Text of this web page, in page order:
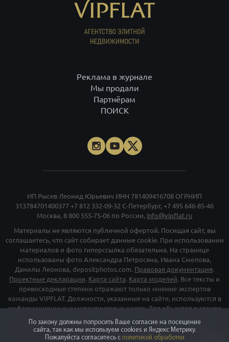
Реклама в журнале
Мы продали
Партнёрам
ПОИСК
ИП Рысев Леонид Юрьевич ИНН 781409416708 ОГРНИП
313784701400377 +7 812 332-09-32 С-Петербург, +7 495 646-85-46
Москва, 8 800 555-75-06 по России, info@vipflat.ru
Материалы не являются публичной офертой. Посещая сайт, вы
соглашаетесь, что сайт собирает данные cookie. При использовании
материалов и фото гиперссылка обязательна. На странице
использованы фото Александра Петросяна, Ивана Смелова,
Данилы Леонова, depositphotos.com. Правовая документация.
Проектные декларации. Карта сайта. Карта моделей. Все тексты и
превосходные степени отражают только мнение экспертов
команды VIPFLAT. Должности, указанные на сайте, используются в
информационных и маркетинговых целях. Для объектов в архиве
указаны последние цены, которые были в рекламе. Организация
«Мета», и принадлежащие ей компании «Facebook» и «Instagram»,
признаны экстремискими и их деятельность запрещена на
По закону должны попросить Ваше согласие на посещение
сайта, так как мы используем cookies и Яндекс Метрику.
Пожалуйста согласитесь с политикой обработки